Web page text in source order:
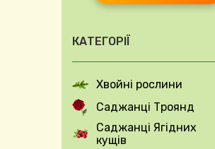
КАТЕГОРІЇ
Хвойні рослини
Expand Secondary
Саджанці Троянд
Expand Secondary
Саджанці Ягідних
кущів
Expand Secondary